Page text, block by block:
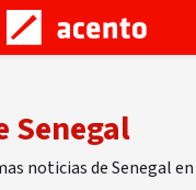
Senegal
noticias de Senegal